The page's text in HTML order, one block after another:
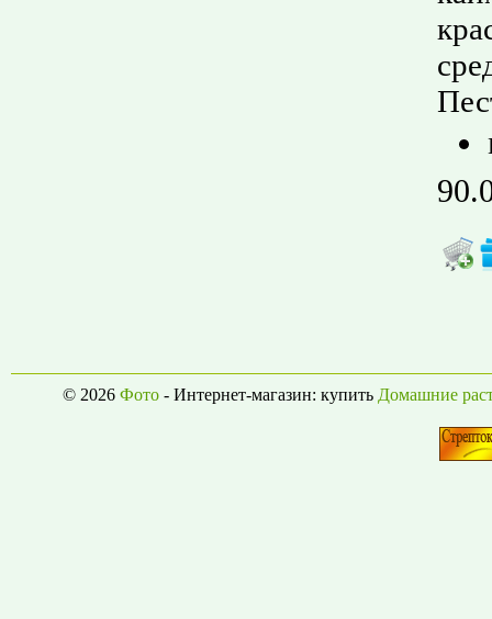
© 2026 Фото- Интернет-магазин: купить Домашние